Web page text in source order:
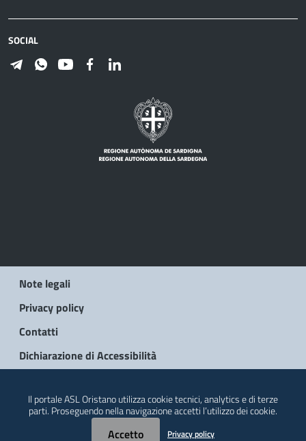
SOCIAL
Note legali
Privacy policy
Contatti
Dichiarazione di Accessibilità
Il portale ASL Oristano utilizza cookie tecnici, analytics e di terze
parti. Proseguendo nella navigazione accetti l’utilizzo dei cookie.
Accetto Privacy policy